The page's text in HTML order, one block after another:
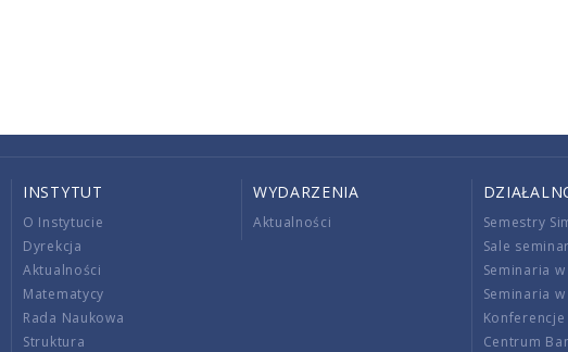
INSTYTUT
O Instytucie
Dyrekcja
Aktualności
Matematycy
Rada Naukowa
Struktura
WYDARZENIA
Aktualności
Semestry
Sale
Seminaria w
Seminaria
Konferencje
Centrum